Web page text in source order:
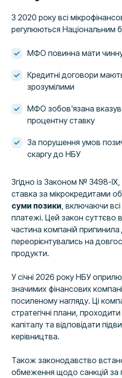
З 2020 року всі
регулюються Національним
МФО повинна мати
Кредитні договори
зрозумілими
МФО зобов'язана
процентну ставку
За порушення умов
скаргу до НБУ
Згідно із Законом № 3498-
ставка за мікрокредитами
суми позики, включаючи всі
платежі. Цей закон суттєво
частина компаній припинила
переорієнтувались на
продукти.
У січні 2026 року НБУ
значимих фінансових
посиленому нагляду. Ці
стратегічні плани,
капіталу та відповідати
керівництва.
Також законодавство
обмеження щодо санкцій за